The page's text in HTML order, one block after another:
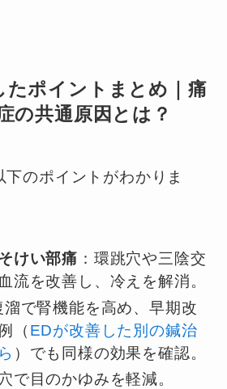
たポイントまとめ｜痛
の共通原因とは？
下のポイントがわかりま
けい部痛 ：環跳穴や三陰交
流を改善し、冷えを解消。
溜で腎機能を高め、早期改
（ EDが改善した別の鍼治
）でも同様の効果を確認。
で目のかゆみを軽減。